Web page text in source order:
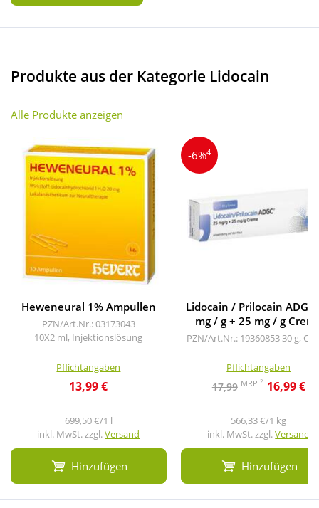
Produkte aus der Kategorie Lidocain
Alle Produkte anzeigen
Heweneural 1% Ampullen
PZN/Art.Nr.: 03173043
10X2 ml, Injektionslösung
Pflichtangaben
13,99 €
699,50 €/1 l
inkl. MwSt. zzgl.Versand
Hinzufügen
-6%4
Lidocain / Prilocain ADGC
mg / g + 25 mg / g
PZN/Art.Nr.: 19360853 30 g,
Pflichtangaben
17,99 MRP 2 16,99 €
566,33 €/1 kg
inkl. MwSt. zzgl.Versand
Hinzufügen